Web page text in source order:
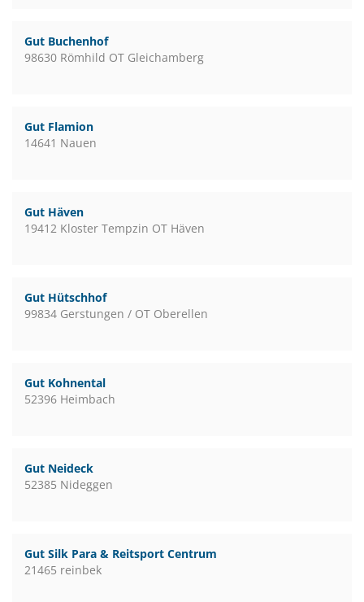
Gut Buchenhof
98630 Römhild OT Gleichamberg
Gut Flamion
14641 Nauen
Gut Häven
19412 Kloster Tempzin OT Häven
Gut Hütschhof
99834 Gerstungen / OT Oberellen
Gut Kohnental
52396 Heimbach
Gut Neideck
52385 Nideggen
Gut Silk Para & Reitsport Centrum
21465 reinbek